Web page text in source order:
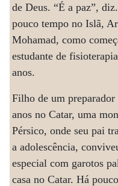
de Deus. “É a paz”,
pouco tempo no Islã,
Mohamad, como
estudante de
anos.
Filho de um
anos no Catar, uma
Pérsico, onde seu pai
a adolescência,
especial com garotos
casa no Catar. Há